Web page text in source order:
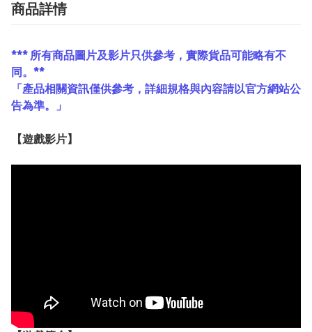
商品詳情
*** 所有商品圖片及影片只供參考，實際貨品可能略有不
同。**
「產品相關資訊僅供參考，詳細規格與內容請以官方網站公
告為準。」
【遊戲影片】